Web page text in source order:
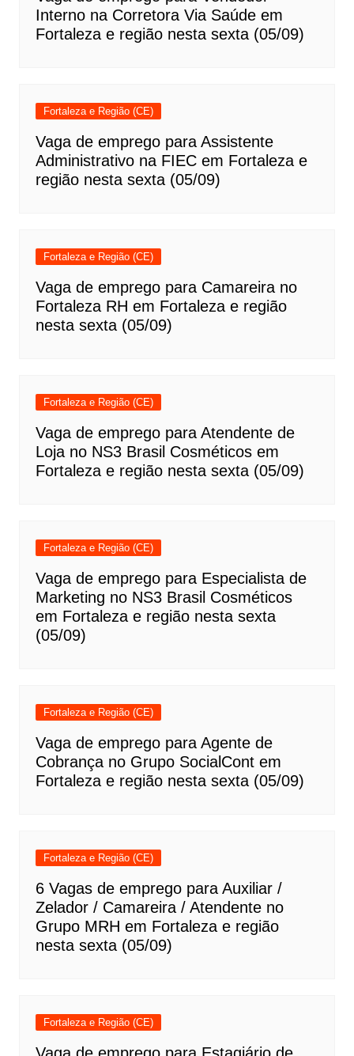
Interno na Corretora Via Saúde em
Fortaleza e região nesta sexta (05/09)
Fortaleza e Região (CE)
Vaga de emprego para Assistente
Administrativo na FIEC em Fortaleza e
região nesta sexta (05/09)
Fortaleza e Região (CE)
Vaga de emprego para Camareira no
Fortaleza RH em Fortaleza e região
nesta sexta (05/09)
Fortaleza e Região (CE)
Vaga de emprego para Atendente de
Loja no NS3 Brasil Cosméticos em
Fortaleza e região nesta sexta (05/09)
Fortaleza e Região (CE)
Vaga de emprego para Especialista de
Marketing no NS3 Brasil Cosméticos
em Fortaleza e região nesta sexta
(05/09)
Fortaleza e Região (CE)
Vaga de emprego para Agente de
Cobrança no Grupo SocialCont em
Fortaleza e região nesta sexta (05/09)
Fortaleza e Região (CE)
6 Vagas de emprego para Auxiliar /
Zelador / Camareira / Atendente no
Grupo MRH em Fortaleza e região
nesta sexta (05/09)
Fortaleza e Região (CE)